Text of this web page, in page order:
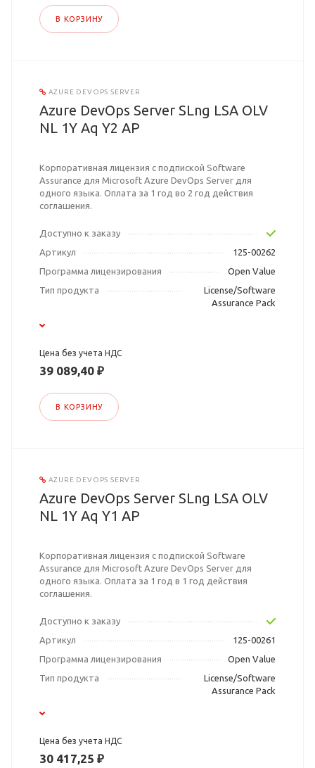
В КОРЗИНУ
AZURE DEVOPS SERVER
Azure DevOps Server SLng LSA OLV
NL 1Y Aq Y2 AP
Корпоративная лицензия с подпиской Software
Assurance для Microsoft Azure DevOps Server для
одного языка. Оплата за 1 год во 2 год действия
соглашения.
Доступно к заказу
Артикул
125-00262
Программа лицензирования
Open Value
Тип продукта
License/Software
Assurance Pack
Цена без учета НДС
39 089,40 ₽
В КОРЗИНУ
AZURE DEVOPS SERVER
Azure DevOps Server SLng LSA OLV
NL 1Y Aq Y1 AP
Корпоративная лицензия с подпиской Software
Assurance для Microsoft Azure DevOps Server для
одного языка. Оплата за 1 год в 1 год действия
соглашения.
Доступно к заказу
Артикул
125-00261
Программа лицензирования
Open Value
Тип продукта
License/Software
Assurance Pack
Цена без учета НДС
30 417,25 ₽